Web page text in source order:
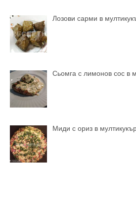
Лозови сарми в
Сьомга с лимонов сос в
Миди с ориз в